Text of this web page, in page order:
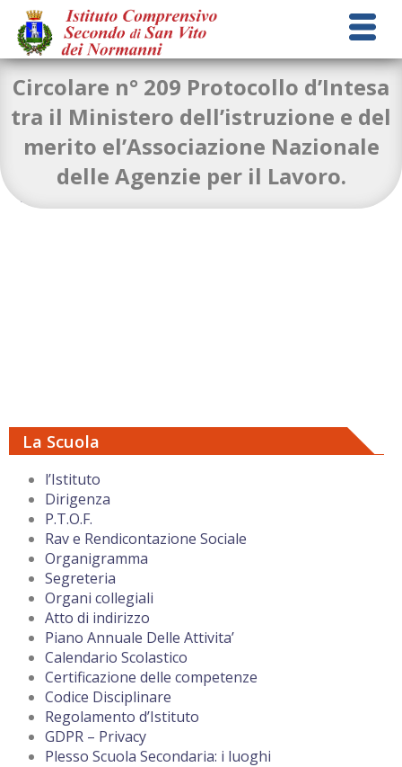
La Scuola
l’Istituto
Dirigenza
P.T.O.F.
Rav e Rendicontazione Sociale
Organigramma
Segreteria
Organi collegiali
Atto di indirizzo
Piano Annuale Delle Attivita’
Calendario Scolastico
Certificazione delle competenze
Codice Disciplinare
Regolamento d’Istituto
GDPR – Privacy
Plesso Scuola Secondaria: i luoghi
Circolare n° 209 Protocollo d’Intesa
tra il Ministero dell’istruzione e del
merito el’Associazione Nazionale
delle Agenzie per il Lavoro.
circolare-n.209-Protocollo-dIntesa-sottoscritto-tra-il-Ministero-
dellistruzione-e-del-merito-e
Download
allegato-circolare-n.-209